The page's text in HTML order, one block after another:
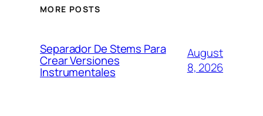
MORE POSTS
Separador De Stems Para
Crear Versiones
Instrumentales
August
8, 2026